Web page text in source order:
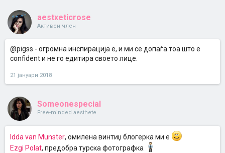
aestxeticrose
Активен член
@pigss - огромна инспирација е, и ми се допаѓа тоа што е
confident и не го едитира своето лице.
21 јануари 2018
Someonespecial
Free-minded aesthete
Idda van Munster, омилена винтиџ блогерка ми е
Ezgi Polat, предобра турска фотографка